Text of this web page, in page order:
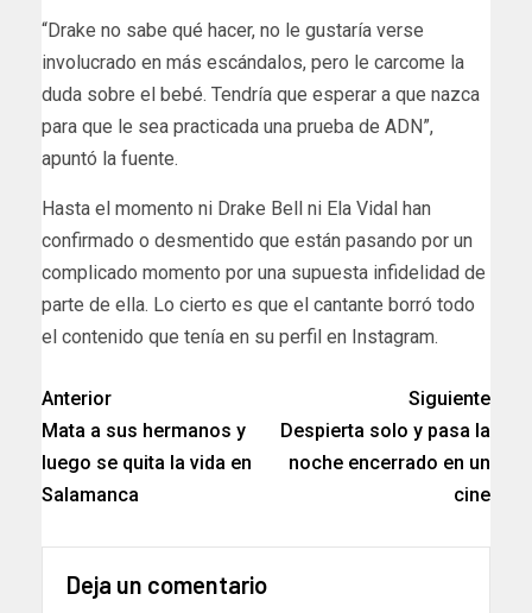
“Drake no sabe qué hacer, no le gustaría verse
involucrado en más escándalos, pero le carcome la
duda sobre el bebé. Tendría que esperar a que nazca
para que le sea practicada una prueba de ADN”,
apuntó la fuente.
Hasta el momento ni Drake Bell ni Ela Vidal han
confirmado o desmentido que están pasando por un
complicado momento por una supuesta infidelidad de
parte de ella. Lo cierto es que el cantante borró todo
el contenido que tenía en su perfil en Instagram.
Anterior
Mata a sus hermanos y
luego se quita la vida en
Salamanca
Siguiente
Despierta solo y pasa la
noche encerrado en un
cine
Deja un comentario